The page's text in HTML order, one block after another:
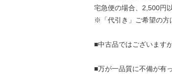
宅急便の場合、2,500円
※「代引き」ご希望の方
■中古品ではございます
■万が一品質に不備が有